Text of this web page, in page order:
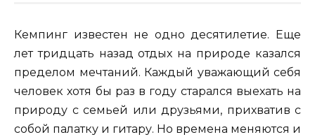
Кемпинг известен не одно десятилетие. Еще
лет тридцать назад отдых на природе казался
пределом мечтаний. Каждый уважающий себя
человек хотя бы раз в году старался выехать на
природу с семьей или друзьями, прихватив с
собой палатку и гитару. Но времена меняются и